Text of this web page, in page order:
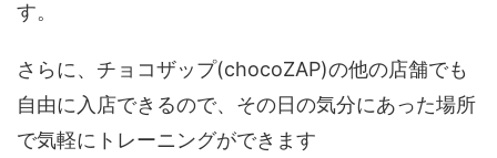
す。
さらに、チョコザップ(chocoZAP)の他の店舗でも
自由に入店できるので、その日の気分にあった場所
で気軽にトレーニングができます